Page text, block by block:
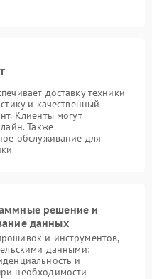
доставку техники
и качественный
Клиенты могут
Также
обслуживание для
решение и
данных
и инструментов,
данными:
и
необходимости